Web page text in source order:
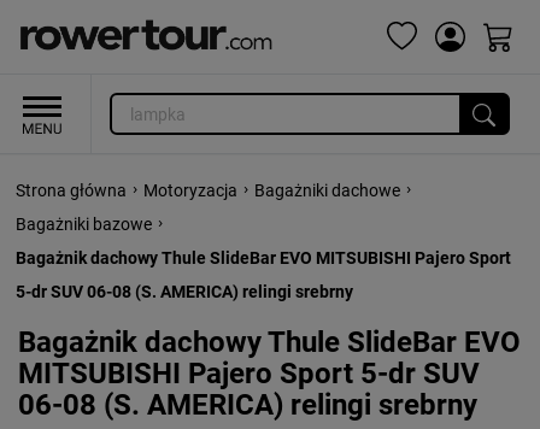
Strona główna › Motoryzacja › Bagażniki dachowe ›
Bagażniki bazowe ›
Bagażnik dachowy Thule SlideBar EVO MITSUBISHI Pajero Sport
5-dr SUV 06-08 (S. AMERICA) relingi srebrny
Bagażnik dachowy Thule SlideBar EVO
MITSUBISHI Pajero Sport 5-dr SUV
06-08 (S. AMERICA) relingi srebrny